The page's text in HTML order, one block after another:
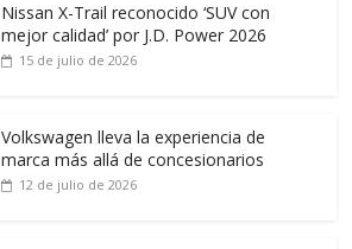
Nissan X-Trail reconocido ‘SUV con
mejor calidad’ por J.D. Power 2026
15 de julio de 2026
Volkswagen lleva la experiencia de
marca más allá de concesionarios
12 de julio de 2026